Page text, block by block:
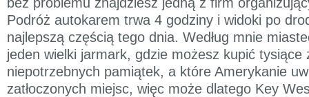
Podróż autokarem trwa 4 godziny i widoki po
najlepszą częścią tego dnia. Według mnie
jeden wielki jarmark, gdzie możesz kupić tysiące
niepotrzebnych pamiątek, a które Amerykanie
zatłoczonych miejsc, więc może dlatego Key